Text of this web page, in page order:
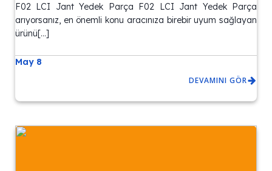
F02 LCI Jant Yedek Parça F02 LCI Jant Yedek Parça
arıyorsanız, en önemli konu aracınıza birebir uyum sağlayan
ürünü[…]
May 8
DEVAMINI GÖR